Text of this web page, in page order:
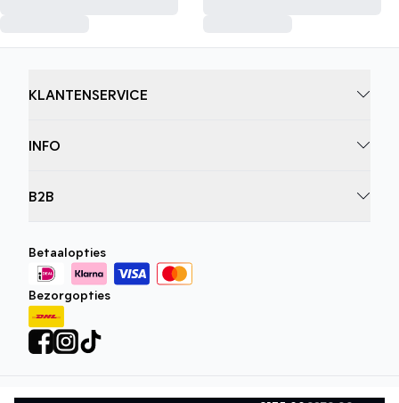
KLANTENSERVICE
INFO
B2B
Betaalopties
Bezorgopties